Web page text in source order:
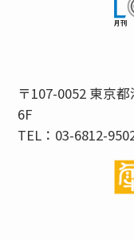
〒107-0052 東京
6F
TEL：03-6812-